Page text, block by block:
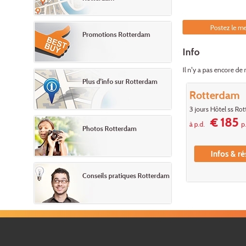
Postez le
Info
Il n'y a pas encore
Rotterdam
3 jours Hôtel ss
à p.d.
€ 185
Infos &
Promotions Rotterdam
Plus d'info sur Rotterdam
Photos Rotterdam
Conseils pratiques Rotterdam